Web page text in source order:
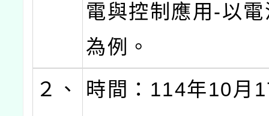
電與控制應用-以
為例。
２、
時間：114年10月